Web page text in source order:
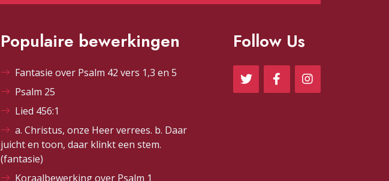
Populaire bewerkingen
Fantasie over Psalm 42 vers 1,3 en 5
Psalm 25
Lied 456:1
a. Christus, onze Heer verrees. b. Daar
juicht en toon, daar klinkt een stem.
(fantasie)
Koraalbewerking over Psalm 1
Follow Us